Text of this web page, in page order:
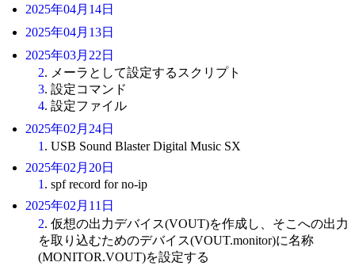
2025年04月14日
2025年04月13日
2025年03月22日
2. メーラとして設定するスクリプト
3. 設定コマンド
4. 設定ファイル
2025年02月24日
1 . USB Sound Blaster Digital Music SX
2025年02月20日
1. spf record for no-ip
2025年02月11日
2. 仮想の出力デバイス(VOUT)を作成し、そこへの出力
を取り込むためのデバイス(VOUT.monitor)に名称
(MONITOR.VOUT)を設定する